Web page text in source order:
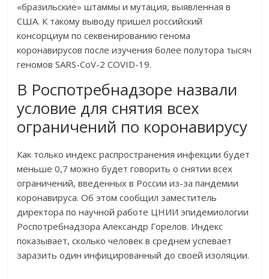
«бразильские» штаммы и мутация, выявленная в
США. К такому выводу пришел российский
консорциум по секвенированию генома
коронавирусов после изучения более полутора тысяч
геномов SARS-CoV-2 COVID-19.
В Роспотребнадзоре назвали
условие для снятия всех
ограничений по коронавирусу
Как только индекс распространения инфекции будет
меньше 0,7 можно будет говорить о снятии всех
ограничений, введенных в России из-за пандемии
коронавируса. Об этом сообщил заместитель
директора по научной работе ЦНИИ эпидемиологии
Роспотребнадзора Александр Горелов. Индекс
показывает, сколько человек в среднем успевает
заразить один инфицированный до своей изоляции.